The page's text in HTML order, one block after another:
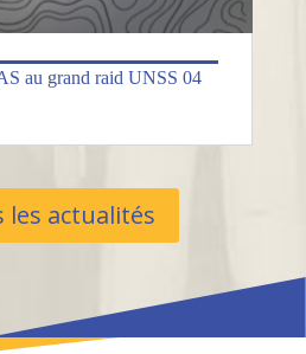
au grand raid UNSS 04
les actualités